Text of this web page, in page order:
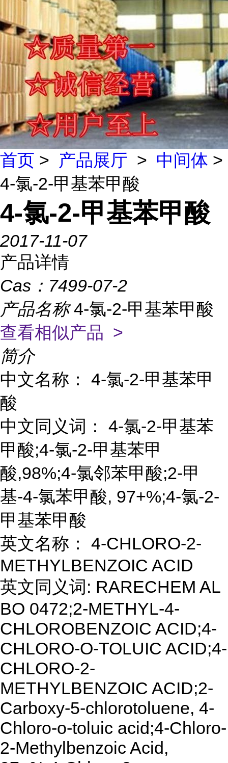
首页 > 产品展厅 > 中间体 >
4-氯-2-甲基苯甲酸
4-氯-2-甲基苯甲酸
2017-11-07
产品详情
Cas： 7499-07-2
产品名称4-氯-2-甲基苯甲酸
查看相似产品 >
简介
中文名称： 4-氯-2-甲基苯甲
酸
中文同义词： 4-氯-2-甲基苯
甲酸;4-氯-2-甲基苯甲
酸,98%;4-氯邻苯甲酸;2-甲
基-4-氯苯甲酸, 97+%;4-氯-2-
甲基苯甲酸
英文名称： 4-CHLORO-2-
METHYLBENZOIC ACID
英文同义词: RARECHEM AL
BO 0472;2-METHYL-4-
CHLOROBENZOIC ACID;4-
CHLORO-O-TOLUIC ACID;4-
CHLORO-2-
METHYLBENZOIC ACID;2-
Carboxy-5-chlorotoluene, 4-
Chloro-o-toluic acid;4-Chloro-
2-Methylbenzoic Acid,